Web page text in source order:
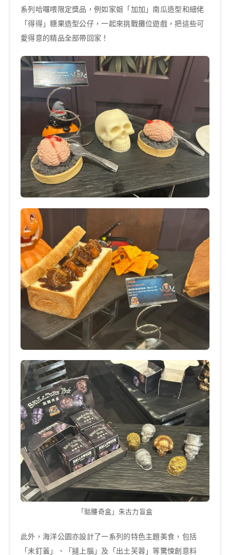
系列哈囉喂限定獎品，例如家姐「加加」南瓜造型和細佬
「得得」糖果造型公仔，一起來挑戰攤位遊戲，把這些可
愛得意的精品全部帶回家！
「骷髏奇盒」朱古力盲盒
此外，海洋公園亦設計了一系列的特色主題美食，包括
「未釘蓋」、「撻上腦」及「出土芙蓉」等驚悚創意料